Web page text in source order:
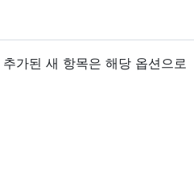
가된 새 항목은 해당 옵션으로